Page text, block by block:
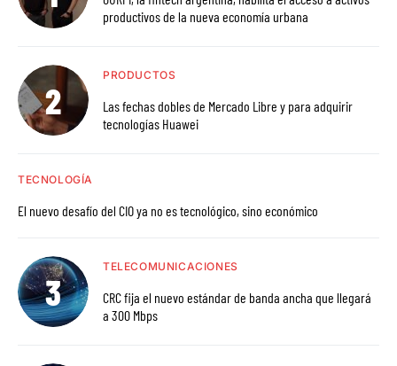
productivos de la nueva economía urbana
PRODUCTOS
Las fechas dobles de Mercado Libre y para adquirir
tecnologías Huawei
TECNOLOGÍA
El nuevo desafío del CIO ya no es tecnológico, sino económico
TELECOMUNICACIONES
CRC fija el nuevo estándar de banda ancha que llegará
a 300 Mbps